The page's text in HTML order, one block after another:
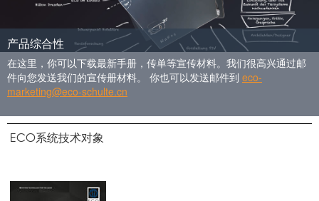
产品综合性
在这里，你可以下载最新手册，传单等宣传材料。我们很高兴通过邮
件向您发送我们的宣传册材料。 你也可以发送邮件到 eco-
marketing@eco-schulte.cn
ECO系统技术对象